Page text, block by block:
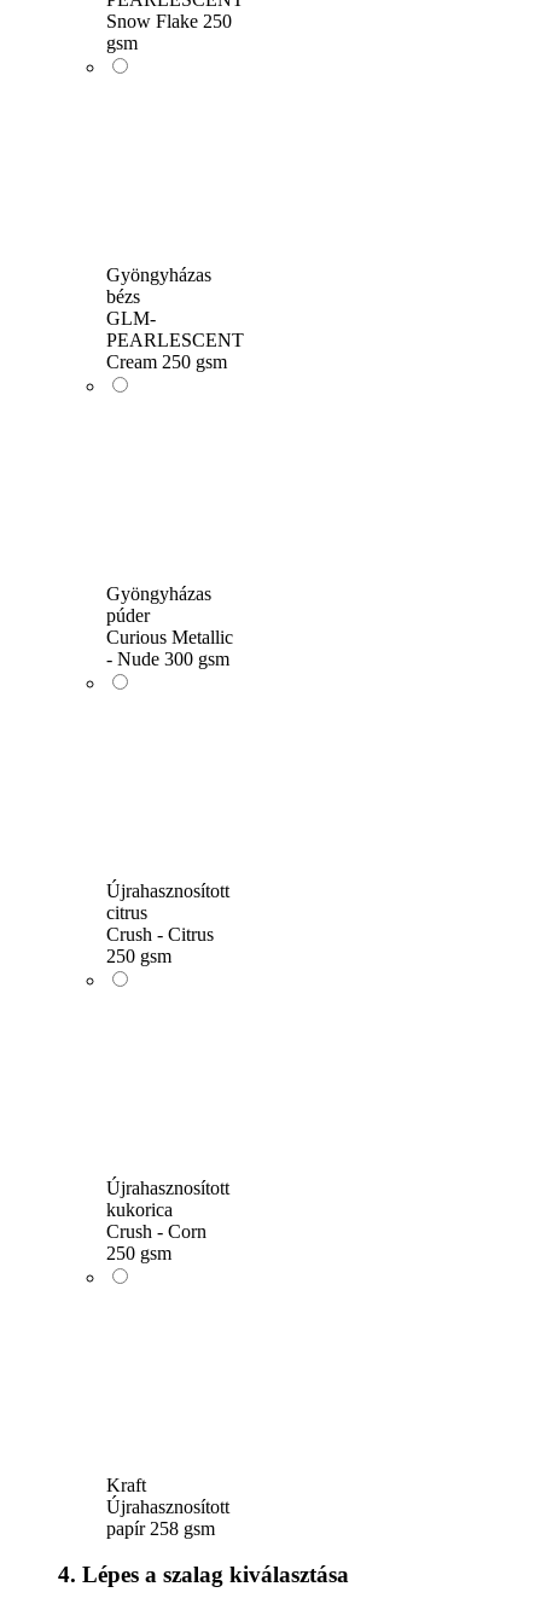
Snow Flake 250
gsm
Gyöngyházas
bézs
GLM-
PEARLESCENT
Cream 250 gsm
Gyöngyházas
púder
Curious Metallic
- Nude 300 gsm
Újrahasznosított
citrus
Crush - Citrus
250 gsm
Újrahasznosított
kukorica
Crush - Corn
250 gsm
Kraft
Újrahasznosított
papír 258 gsm
4. Lépes a szalag kiválasztása